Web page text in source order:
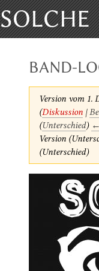
SOLCHE
BAND-
Version vom 1.
(Diskussion|
(Unterschied)
Version
(Unterschied)